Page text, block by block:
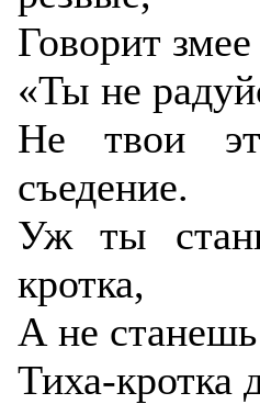
Говорит
«Ты не
Не твои
съедение.
Уж ты
кротка,
А не
Тиха-кротка